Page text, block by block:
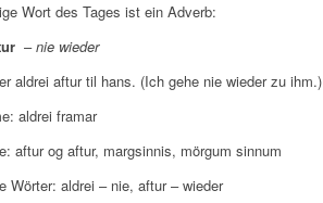
Wort des Tages ist ein Adverb:
–nie wieder
aldrei aftur til hans. (Ich gehe nie wieder zu ihm.)
aldrei framar
aftur og aftur, margsinnis, mörgum sinnum
Wörter: aldrei – nie, aftur – wieder